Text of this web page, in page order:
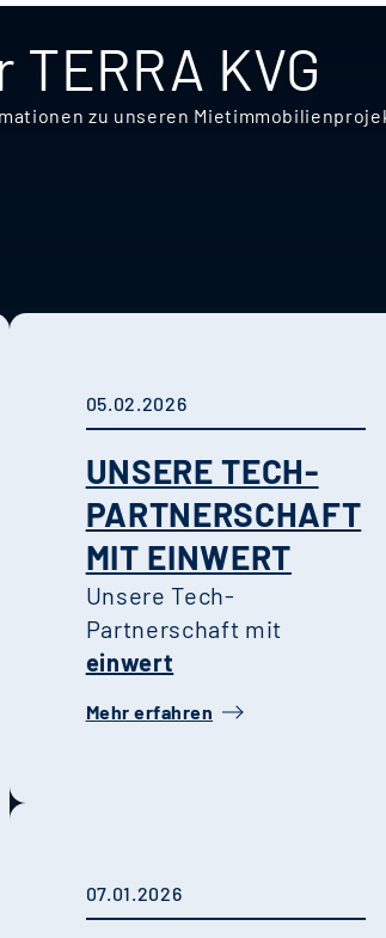
KVG
zu unseren
05.02.2026
UNSERE TECH-
PARTNERSCHAFT
MIT EINWERT
Unsere Tech-
Partnerschaft mit
einwert
Mehr erfahren
07.01.2026